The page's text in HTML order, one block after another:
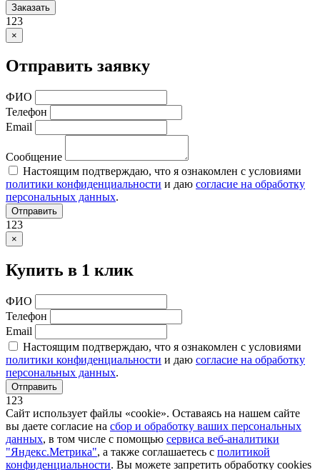
Заказать
123
×
Отправить заявку
ФИО
Телефон
Email
Сообщение
Настоящим подтверждаю, что я ознакомлен с условиями
политики конфиденциальности и даю согласие на обработку
персональных данных.
Отправить
123
×
Купить в 1 клик
ФИО
Телефон
Email
Настоящим подтверждаю, что я ознакомлен с условиями
политики конфиденциальности и даю согласие на обработку
персональных данных.
Отправить
123
Сайт использует файлы «cookie». Оставаясь на нашем сайте
вы даете согласие на сбор и обработку ваших персональных
данных, в том числе с помощью сервиса веб-аналитики
"Яндекс.Метрика", а также соглашаетесь с политикой
конфиденциальности. Вы можете запретить обработку cookies